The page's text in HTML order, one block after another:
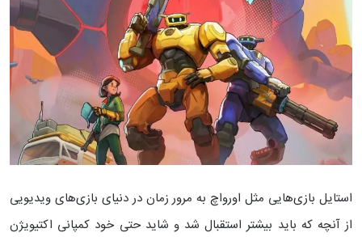
استایل بازی‌هایی مثل اورواچ به مرور زمان در دنیای بازی‌های ویدیویی
از آنچه که باید بیشتر استقبال شد و شاید حتی خود کمپانی اکتیویژن